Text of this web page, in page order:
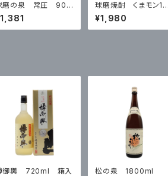
磨の泉 常圧 900
球磨焼酎 くまモン15
周年ラベル リッチタイ
プ
¥1,980
御輿 720ml 箱入 松の泉 1800ml